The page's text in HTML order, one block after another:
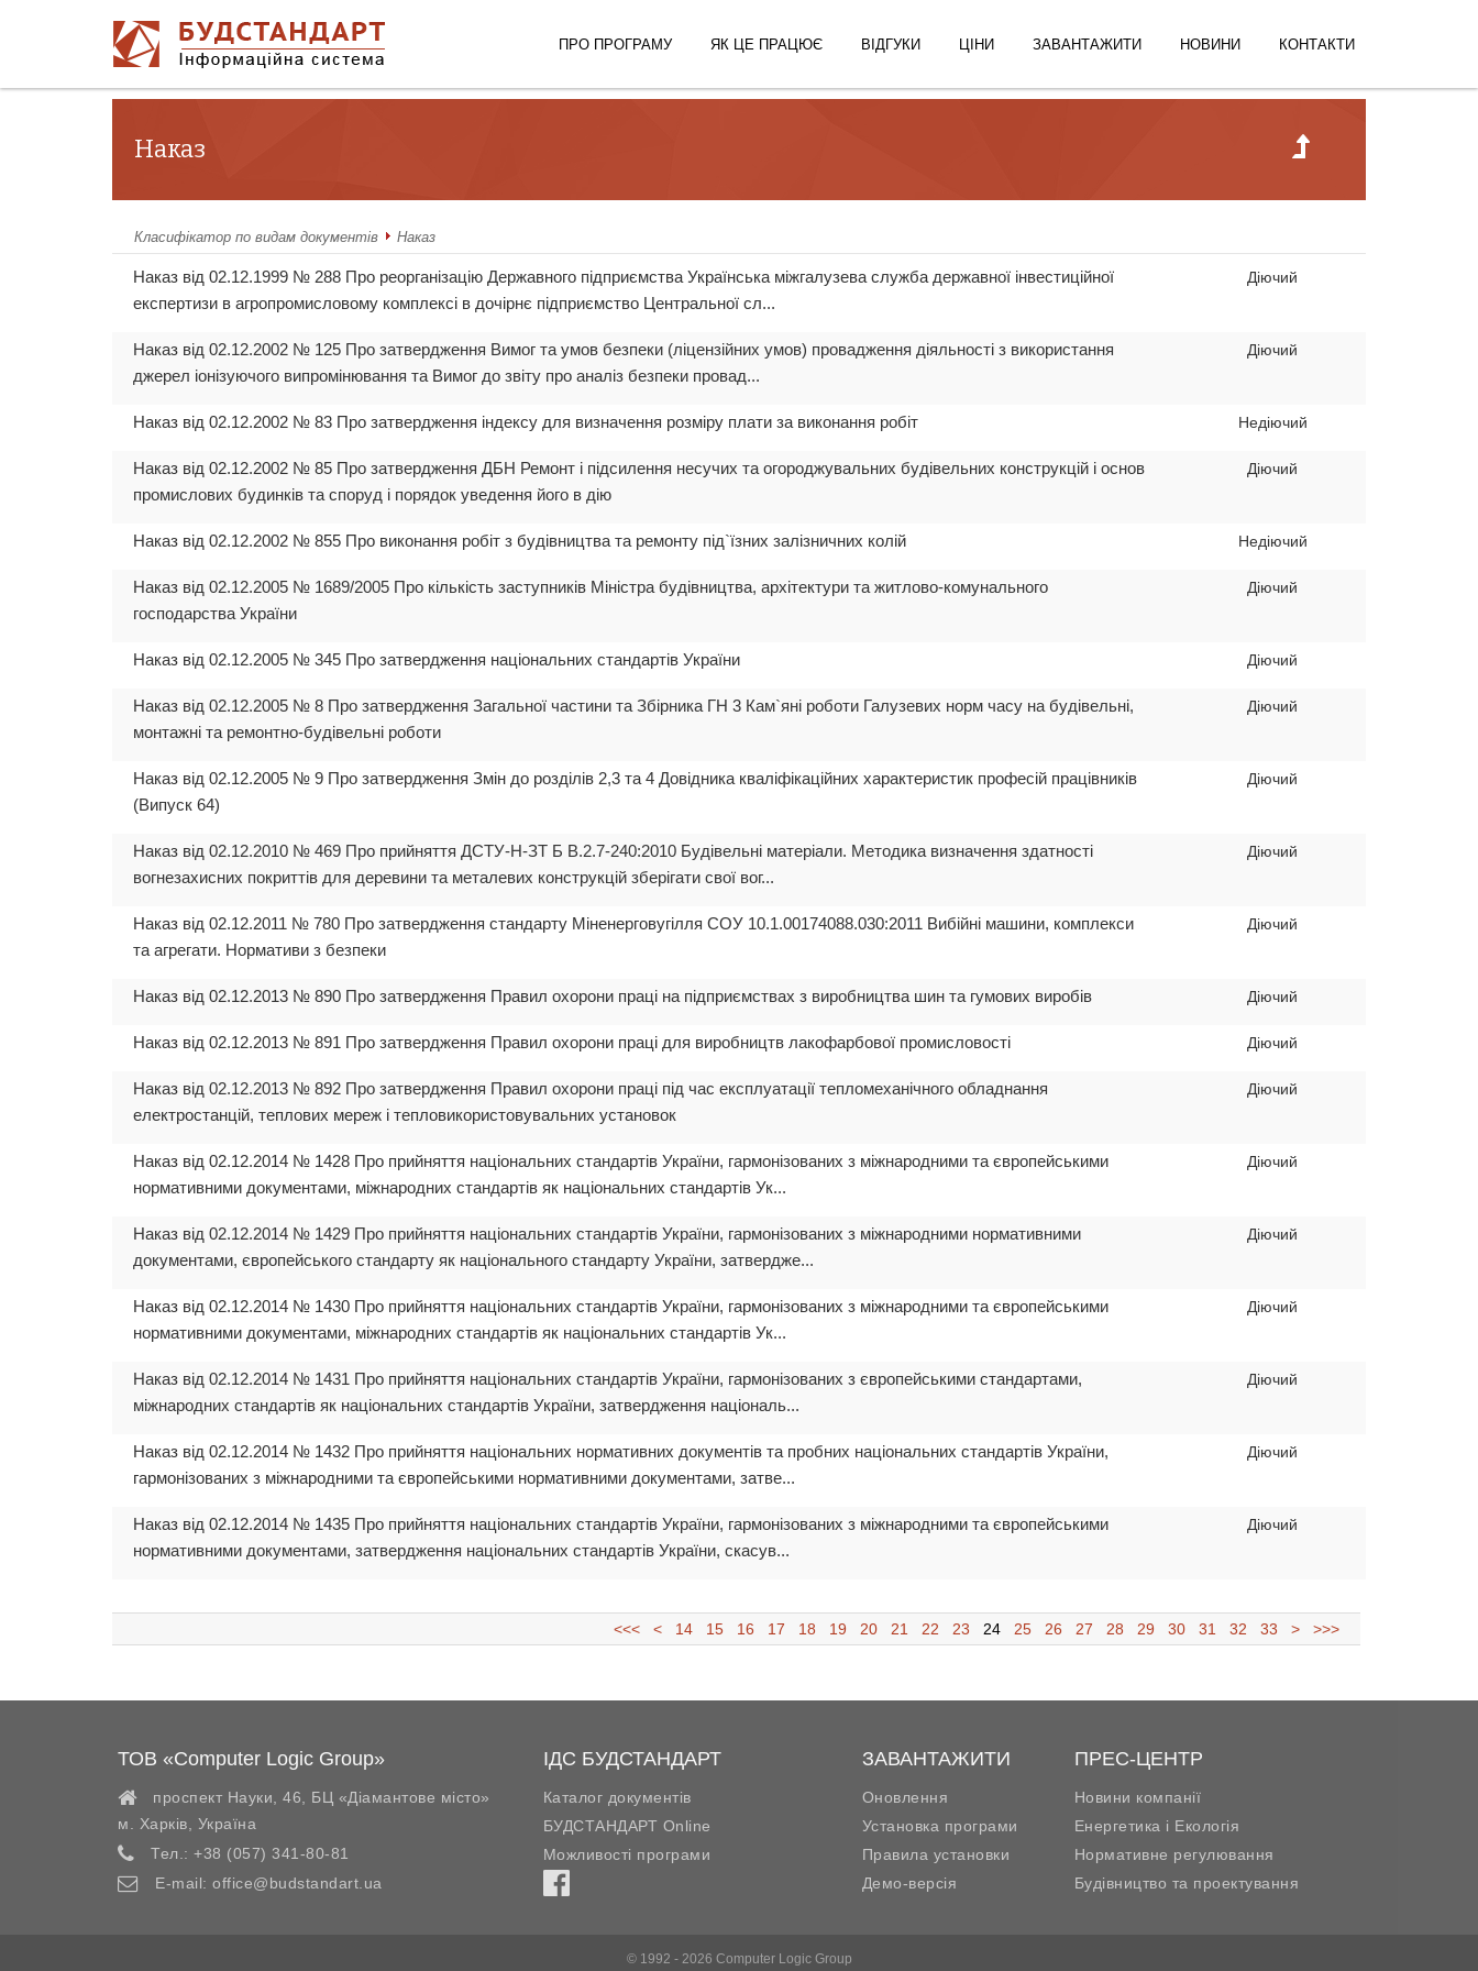
ПРО ПРОГРАМУ ЯК ЦЕ ПРАЦЮЄ ВІДГУКИ ЦІНИ ЗАВАНТАЖИТИ НОВИНИ КОНТАКТИ
Наказ
Класифікатор по видам документів Наказ
Наказ від 02.12.1999 № 288 Про реорганізацію Державного підприємства Українська міжгалузева служба державної інвестиційної
експертизи в агропромисловому комплексі в дочірнє підприємство Центральної сл...
Діючий
Наказ від 02.12.2002 № 125 Про затвердження Вимог та умов безпеки (ліцензійних умов) провадження діяльності з використання
джерел іонізуючого випромінювання та Вимог до звіту про аналіз безпеки провад...
Діючий
Наказ від 02.12.2002 № 83 Про затвердження індексу для визначення розміру плати за виконання робіт Недіючий
Наказ від 02.12.2002 № 85 Про затвердження ДБН Ремонт і підсилення несучих та огороджувальних будівельних конструкцій і основ
промислових будинків та споруд і порядок уведення його в дію
Діючий
Наказ від 02.12.2002 № 855 Про виконання робіт з будівництва та ремонту під`їзних залізничних колій Недіючий
Наказ від 02.12.2005 № 1689/2005 Про кількість заступників Міністра будівництва, архітектури та житлово-комунального
господарства України
Діючий
Наказ від 02.12.2005 № 345 Про затвердження національних стандартів України Діючий
Наказ від 02.12.2005 № 8 Про затвердження Загальної частини та Збірника ГН 3 Кам`яні роботи Галузевих норм часу на будівельні,
монтажні та ремонтно-будівельні роботи
Діючий
Наказ від 02.12.2005 № 9 Про затвердження Змін до розділів 2,3 та 4 Довідника кваліфікаційних характеристик професій працівників
(Випуск 64)
Діючий
Наказ від 02.12.2010 № 469 Про прийняття ДСТУ-Н-ЗТ Б В.2.7-240:2010 Будівельні матеріали. Методика визначення здатності
вогнезахисних покриттів для деревини та металевих конструкцій зберігати свої вог...
Діючий
Наказ від 02.12.2011 № 780 Про затвердження стандарту Міненерговугілля СОУ 10.1.00174088.030:2011 Вибійні машини, комплекси
та агрегати. Нормативи з безпеки
Діючий
Наказ від 02.12.2013 № 890 Про затвердження Правил охорони праці на підприємствах з виробництва шин та гумових виробів Діючий
Наказ від 02.12.2013 № 891 Про затвердження Правил охорони праці для виробництв лакофарбової промисловості Діючий
Наказ від 02.12.2013 № 892 Про затвердження Правил охорони праці під час експлуатації тепломеханічного обладнання
електростанцій, теплових мереж і тепловикористовувальних установок
Діючий
Наказ від 02.12.2014 № 1428 Про прийняття національних стандартів України, гармонізованих з міжнародними та європейськими
нормативними документами, міжнародних стандартів як національних стандартів Ук...
Діючий
Наказ від 02.12.2014 № 1429 Про прийняття національних стандартів України, гармонізованих з міжнародними нормативними
документами, європейського стандарту як національного стандарту України, затвердже...
Діючий
Наказ від 02.12.2014 № 1430 Про прийняття національних стандартів України, гармонізованих з міжнародними та європейськими
нормативними документами, міжнародних стандартів як національних стандартів Ук...
Діючий
Наказ від 02.12.2014 № 1431 Про прийняття національних стандартів України, гармонізованих з європейськими стандартами,
міжнародних стандартів як національних стандартів України, затвердження національ...
Діючий
Наказ від 02.12.2014 № 1432 Про прийняття національних нормативних документів та пробних національних стандартів України,
гармонізованих з міжнародними та європейськими нормативними документами, затве...
Діючий
Наказ від 02.12.2014 № 1435 Про прийняття національних стандартів України, гармонізованих з міжнародними та європейськими
нормативними документами, затвердження національних стандартів України, скасув...
Діючий
<<< < 14 15 16 17 18 19 20 21 22 23 24 25 26 27 28 29 30 31 32 33 > >>>
ТОВ «Computer Logic Group»
проспект Науки, 46, БЦ «Діамантове місто»
м. Харків
Україна
Тел.: +38 (057) 341-80-81
E-mail: office@budstandart.ua
ІДС БУДСТАНДАРТ
Каталог документів
БУДСТАНДАРТ Online
Можливості програми
ЗАВАНТАЖИТИ
Оновлення
Установка програми
Правила установки
Демо-версія
ПРЕС-ЦЕНТР
Новини компанії
Енергетика і Екологія
Нормативне регулювання
Будівництво та проектування
© 1992 - 2026 Computer Logic Group